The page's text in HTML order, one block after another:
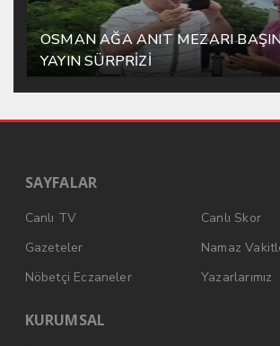
OSMAN AĞA ANIT MEZARI
YAYIN SÜRPRİZİ
SAYFALAR
Canlı TV
Canlı Skor
Gazeteler
Namaz
Nöbetçi Eczaneler
Yazarlarımız
KURUMSAL